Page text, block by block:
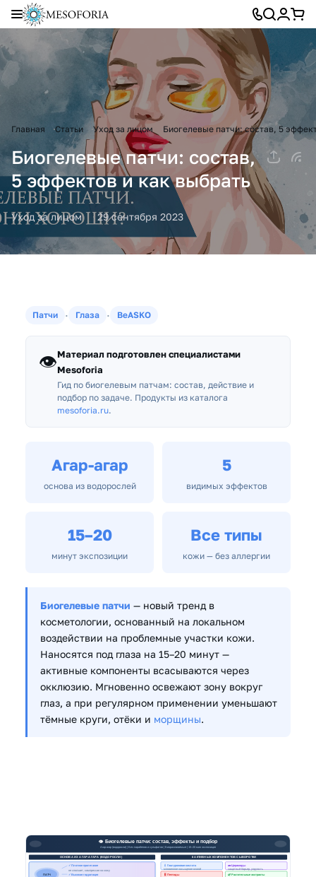
Главная Статьи Уход за лицом Биогелевые патчи: состав, 5
Биогелевые патчи: состав,
5 эффектов и как выбрать
Уход за лицом 29 сентября 2023
Патчи · Глаза · BeASKO
👁️Материал подготовлен специалистами
Mesoforia
Гид по биогелевым патчам: состав, действие и
подбор по задаче. Продукты из каталога
mesoforia.ru.
Агар-агар
основа из водорослей
5
видимых эффектов
15–20
минут экспозиции
Все типы
кожи — без аллергии
Биогелевые патчи — новый тренд в
косметологии, основанный на локальном
воздействии на проблемные участки кожи.
Наносятся под глаза на 15–20 минут —
активные компоненты всасываются через
окклюзию. Мгновенно освежают зону вокруг
глаз, а при регулярном применении уменьшают
тёмные круги, отёки и морщины.